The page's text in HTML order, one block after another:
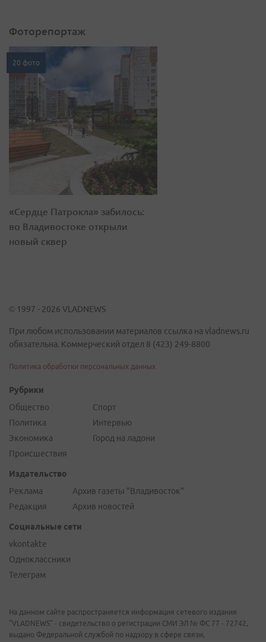
Фоторепортаж
20 фото
«Сердце Патрокла» забилось:
во Владивостоке открыли
новый сквер
© 1997 - 2026 VLADNEWS
При любом использовании материалов ссылка на vladnews.ru
обязательна. Коммерческий отдел 8 (423) 249-8800
Политика обработки персональных данных
Рубрики
Общество
Политика
Экономика
Происшествия
Спорт
Интервью
Город на ладони
Издательство
Реклама
Редакция
Архив газеты "Владивосток"
Архив новостей
Социальные сети
vkontakte
Одноклассники
Телеграм
На данном сайте распространяется информация сетевого издания
"VLADNEWS" - свидетельство о регистрации СМИ ЭЛ № ФС 77 - 72742,
выдано Федеральной службой по надзору в сфере связи,